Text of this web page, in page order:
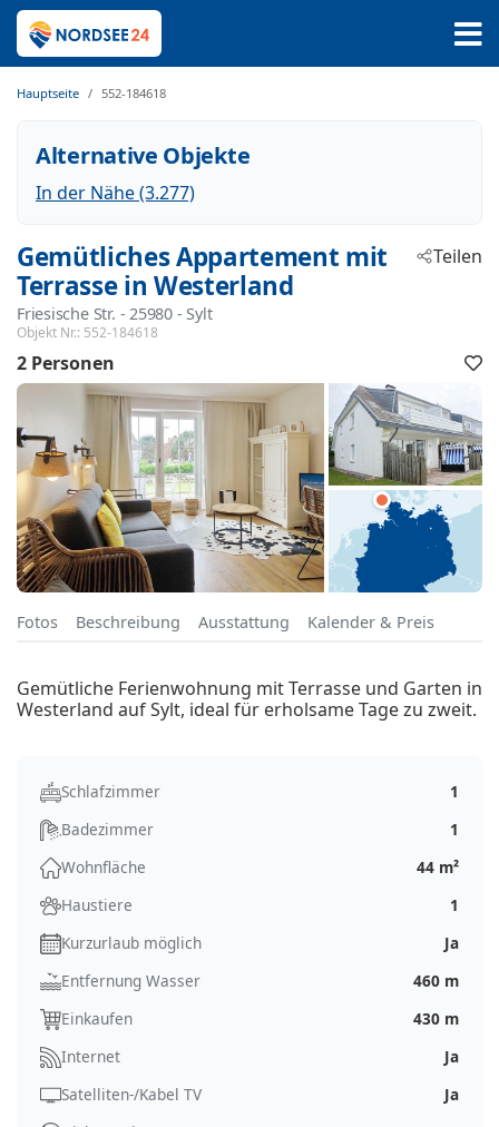
Hauptseite 552-184618
Alternative Objekte
In der Nähe (3.277)
Gemütliches Appartement mit
Terrasse in Westerland
Friesische Str. - 25980 - Sylt
Objekt Nr.: 552-184618
Teilen
2 Personen
Fotos Beschreibung Ausstattung Kalender & Preis
Gemütliche Ferienwohnung mit Terrasse und Garten in
Westerland auf Sylt, ideal für erholsame Tage zu zweit.
Schlafzimmer
1
Badezimmer
1
Wohnfläche
44 m²
Haustiere
1
Kurzurlaub möglich
Ja
Entfernung Wasser
460 m
Einkaufen
430 m
Internet
Ja
Satelliten-/Kabel TV
Ja